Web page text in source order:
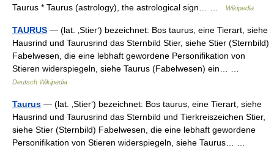
Taurus * Taurus (astrology), the astrological sign… …
Wikipedia
TAURUS — (lat. ‚Stier‘) bezeichnet: Bos taurus, eine Tierart, siehe
Hausrind und Taurusrind das Sternbild Stier, siehe Stier (Sternbild)
Fabelwesen, die eine lebhaft gewordene Personifikation von
Stieren widerspiegeln, siehe Taurus (Fabelwesen) ein… …
Deutsch Wikipedia
Taurus — (lat. ‚Stier‘) bezeichnet: Bos taurus, eine Tierart, siehe
Hausrind und Taurusrind das Sternbild und Tierkreiszeichen Stier,
siehe Stier (Sternbild) Fabelwesen, die eine lebhaft gewordene
Personifikation von Stieren widerspiegeln, siehe Taurus… …